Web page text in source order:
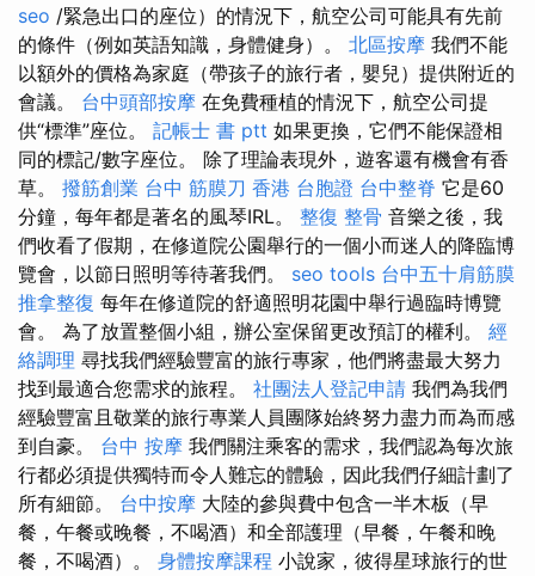
seo /緊急出口的座位）的情況下，航空公司可能具有先前
的條件（例如英語知識，身體健身）。 北區按摩 我們不能
以額外的價格為家庭（帶孩子的旅行者，嬰兒）提供附近的
會議。 台中頭部按摩 在免費種植的情況下，航空公司提
供“標準”座位。 記帳士 書 ptt 如果更換，它們不能保證相
同的標記/數字座位。 除了理論表現外，遊客還有機會有香
草。 撥筋創業 台中 筋膜刀 香港 台胞證 台中整脊 它是60
分鐘，每年都是著名的風琴IRL。 整復 整骨 音樂之後，我
們收看了假期，在修道院公園舉行的一個小而迷人的降臨博
覽會，以節日照明等待著我們。 seo tools 台中五十肩筋膜
推拿整復 每年在修道院的舒適照明花園中舉行過臨時博覽
會。 為了放置整個小組，辦公室保留更改預訂的權利。 經
絡調理 尋找我們經驗豐富的旅行專家，他們將盡最大努力
找到最適合您需求的旅程。 社團法人登記申請 我們為我們
經驗豐富且敬業的旅行專業人員團隊始終努力盡力而為而感
到自豪。 台中 按摩 我們關注乘客的需求，我們認為每次旅
行都必須提供獨特而令人難忘的體驗，因此我們仔細計劃了
所有細節。 台中按摩 大陸的參與費中包含一半木板（早
餐，午餐或晚餐，不喝酒）和全部護理（早餐，午餐和晚
餐，不喝酒）。 身體按摩課程 小說家，彼得星球旅行的世